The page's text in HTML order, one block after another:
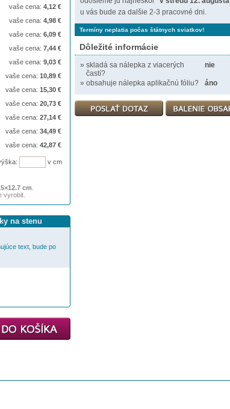
u vás bude za dalšie 2-3 pracovné dni.
Termíny neplatia počas štátnych sviatkov!
Dôležité informácie
» skladá sa nálepka z viacerých
častí?
nie
» obsahuje nálepka aplikačnú fóliu? áno
vaše cena: 4,12 €
vaše cena: 4,98 €
vaše cena: 6,09 €
vaše cena: 7,44 €
vaše cena: 9,03 €
vaše cena: 10,89 €
vaše cena: 15,30 €
vaše cena: 20,73 €
vaše cena: 27,14 €
vaše cena: 34,49 €
vaše cena: 42,87 €
v cm
cm
vyrobit.
na stenu
text, bude po